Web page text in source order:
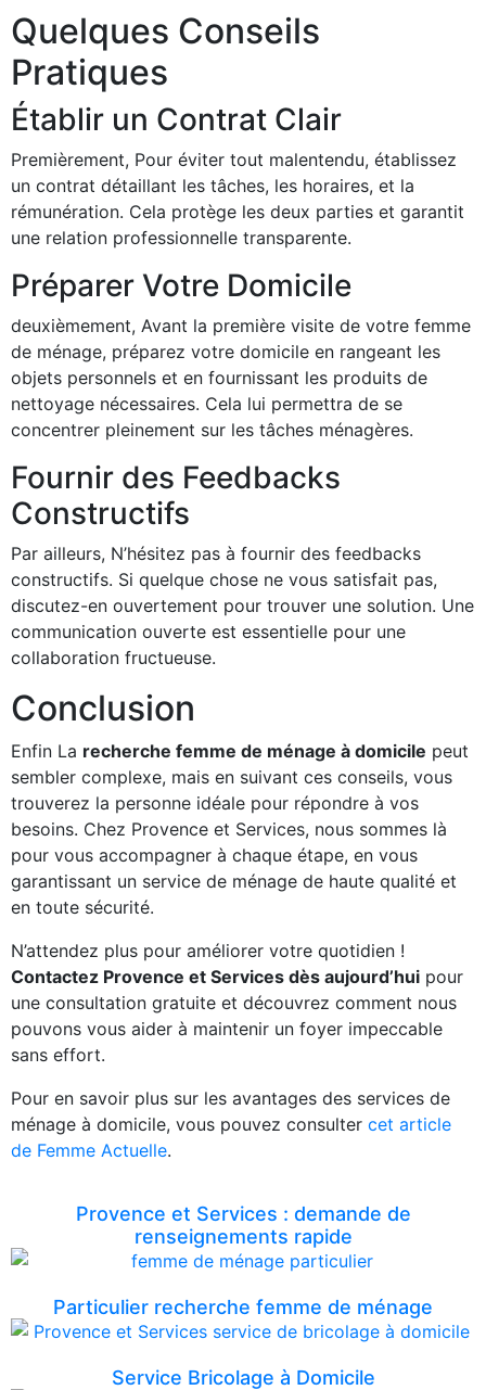
Quelques Conseils
Pratiques
Établir un Contrat Clair
Premièrement, Pour éviter tout malentendu, établissez
un contrat détaillant les tâches, les horaires, et la
rémunération. Cela protège les deux parties et garantit
une relation professionnelle transparente.
Préparer Votre Domicile
deuxièmement, Avant la première visite de votre femme
de ménage, préparez votre domicile en rangeant les
objets personnels et en fournissant les produits de
nettoyage nécessaires. Cela lui permettra de se
concentrer pleinement sur les tâches ménagères.
Fournir des Feedbacks
Constructifs
Par ailleurs, N’hésitez pas à fournir des feedbacks
constructifs. Si quelque chose ne vous satisfait pas,
discutez-en ouvertement pour trouver une solution. Une
communication ouverte est essentielle pour une
collaboration fructueuse.
Conclusion
Enfin La recherche femme de ménage à domicile peut
sembler complexe, mais en suivant ces conseils, vous
trouverez la personne idéale pour répondre à vos
besoins. Chez Provence et Services, nous sommes là
pour vous accompagner à chaque étape, en vous
garantissant un service de ménage de haute qualité et
en toute sécurité.
N’attendez plus pour améliorer votre quotidien !
Contactez Provence et Services dès aujourd’hui pour
une consultation gratuite et découvrez comment nous
pouvons vous aider à maintenir un foyer impeccable
sans effort.
Pour en savoir plus sur les avantages des services de
ménage à domicile, vous pouvez consulter cet article
de Femme Actuelle.
Provence et Services : demande de
renseignements rapide
Particulier recherche femme de ménage
Service Bricolage à Domicile